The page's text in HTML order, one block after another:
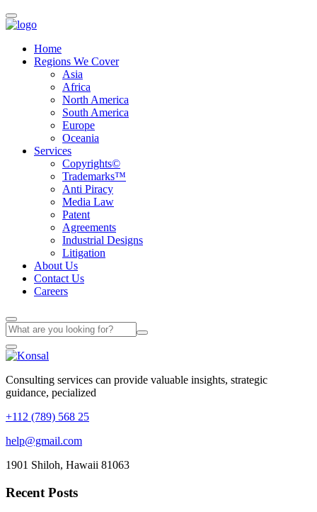
Home
Regions We Cover
Asia
Africa
North America
South America
Europe
Oceania
Services
Copyrights©
Trademarks™
Anti Piracy
Media Law
Patent
Agreements
Industrial Designs
Litigation
About Us
Contact Us
Careers
Consulting services can provide valuable insights, strategic
guidance, pecialized
+112 (789) 568 25
help@gmail.com
1901 Shiloh, Hawaii 81063
Recent Posts